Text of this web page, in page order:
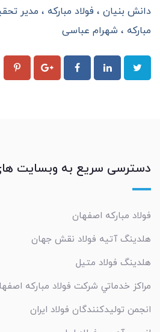
دانش بنیان
فولاد مبارکه
مدیر
مبارکه
شهرام عباسی
دسترسی سریع به وبسایت
فولاد مبارکه اصفهان
هلدینگ آتیه فولاد نقش جهان
هلدینگ فولاد متیل
مراکز خدماتي شرکت فولاد مبارکه
انجمن تولیدکنندگان فولاد ایران